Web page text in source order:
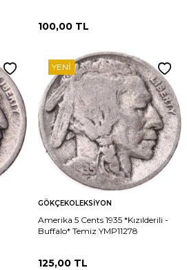
100,00 TL
YENI
GÖKÇEKOLEKSIYON
Amerika 5 Cents 1935 *Kızılderili -
Buffalo* Temiz YMP11278
125,00 TL